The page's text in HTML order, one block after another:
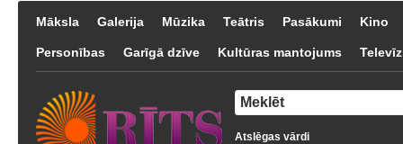
Māksla Galerija Mūzika Teātris Pasākumi Kino
Personības Garīgā dzīve Kultūras mantojums
Atslēgas vārdi